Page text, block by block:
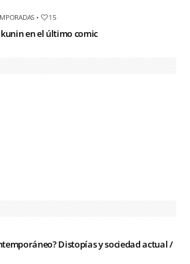
• 15
en el último comic
Distopías y sociedad actual /